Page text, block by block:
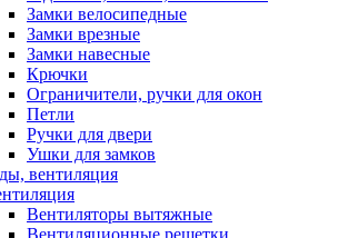
Замки велосипедные
Замки врезные
Замки навесные
Крючки
Ограничители, ручки для окон
Петли
Ручки для двери
Ушки для замков
вентиляция
Вентиляторы вытяжные
Вентиляционные решетки